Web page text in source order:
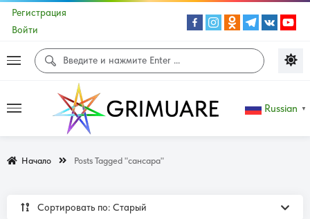
Регистрация
Войти
Russian ▼
Начало Posts Tagged "сансара"
Сортировать по: Cтарый